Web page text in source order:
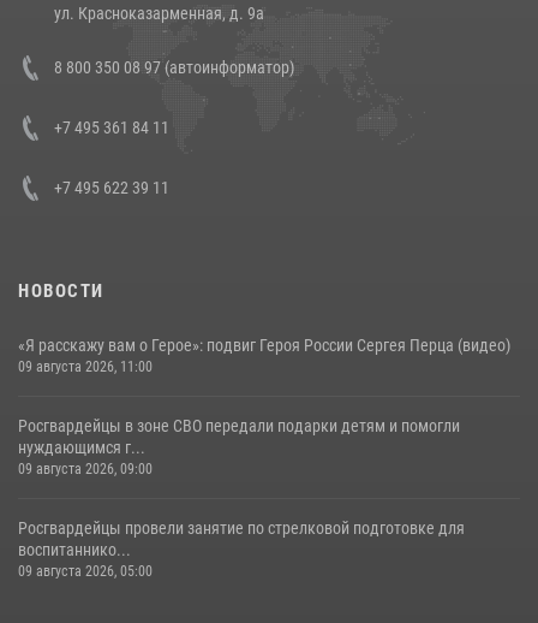
Состоялась рабочая встреча директора Росгвардии Героя России
генерала армии Виктора Золотова с заместителем полномочного
представителя Президента Российской Федерации в Северо-
Кавказском федеральном округе Виталием Кузнецовым
ул. Красноказарменная, д. 9а
8 800 350 08 97 (автоинформатор)
+7 495 361 84 11
+7 495 622 39 11
НОВОСТИ
«Я расскажу вам о Герое»: подвиг Героя России Сергея Перца (видео)
09 августа 2026, 11:00
Росгвардейцы в зоне СВО передали подарки детям и помогли
нуждающимся г...
09 августа 2026, 09:00
Росгвардейцы провели занятие по стрелковой подготовке для
воспитаннико...
09 августа 2026, 05:00